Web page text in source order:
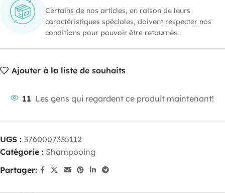
Certains de nos articles, en raison de leurs
caractéristiques spéciales, doivent respecter nos
conditions pour pouvoir être retournés .
Ajouter à la liste de souhaits
11 Les gens qui regardent ce produit maintenant!
UGS : 3760007335112
Catégorie : Shampooing
Partager: